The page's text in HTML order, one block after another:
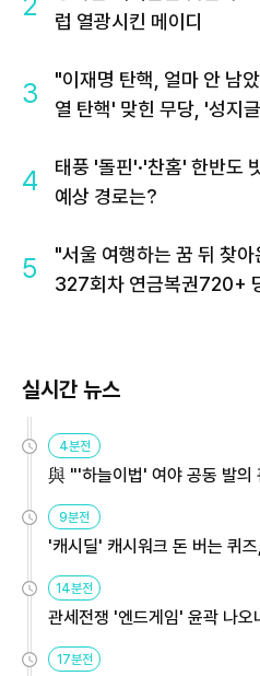
럽 열광시킨 메이디
3
"이재명 탄핵, 얼마 안 남
열 탄핵' 맞힌 무당, '성지
4
태풍 '돌핀'·'찬홈' 한반도
예상 경로는?
5
"서울 여행하는 꿈 뒤 찾
327회차 연금복권720+
실시간 뉴스
4분전
與 "'하늘이법' 여야 공동 발의
9분전
'캐시딜' 캐시워크 돈 버는 퀴
14분전
관세전쟁 '엔드게임' 윤곽 나
17분전